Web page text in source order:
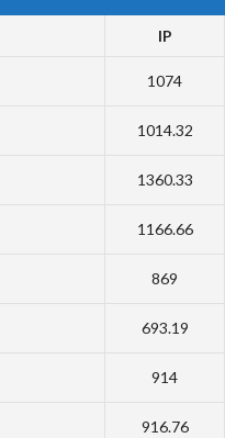
IP
1074
1014.32
1360.33
1166.66
869
693.19
914
916.76